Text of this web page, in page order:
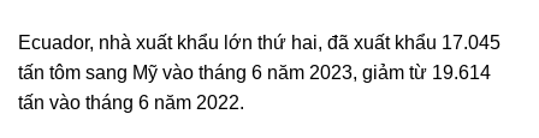
Ecuador, nhà xuất khẩu lớn thứ hai, đã xuất khẩu 17.045
tấn tôm sang Mỹ vào tháng 6 năm 2023, giảm từ 19.614
tấn vào tháng 6 năm 2022.